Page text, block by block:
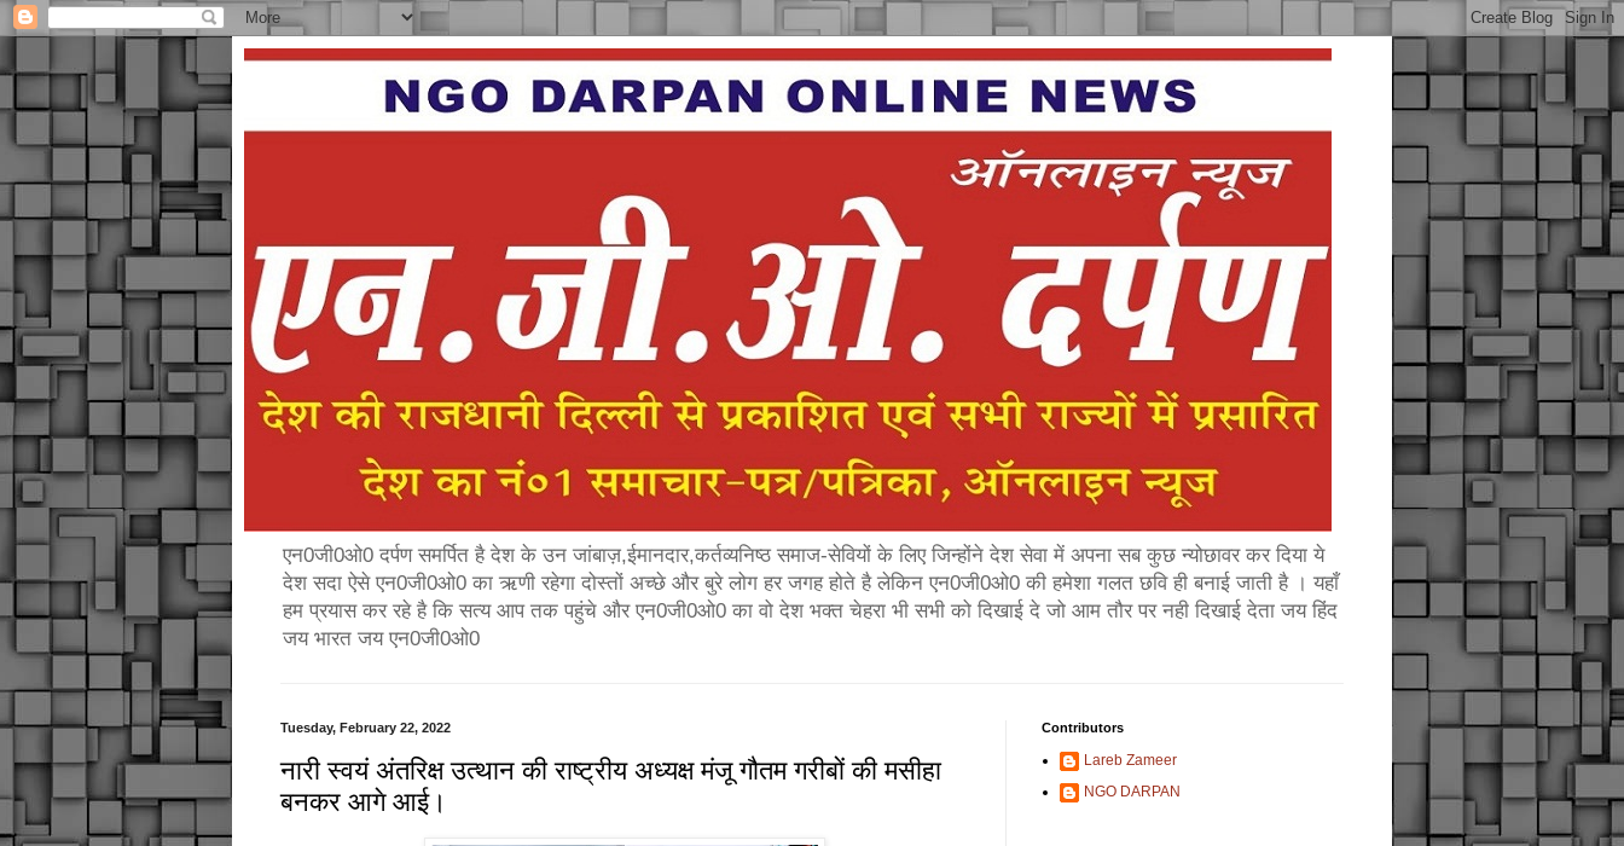
एन0जी0ओ0 दर्पण समर्पित है देश के उन जांबाज़,ईमानदार,कर्तव्यनिष्ठ समाज-सेवियों के लिए जिन्होंने देश सेवा में अपना सब कुछ न्योछावर कर दिया ये
देश सदा ऐसे एन0जी0ओ0 का ऋणी रहेगा दोस्तों अच्छे और बुरे लोग हर जगह होते है लेकिन एन0जी0ओ0 की हमेशा गलत छवि ही बनाई जाती है । यहाँ
हम प्रयास कर रहे है कि सत्य आप तक पहुंचे और एन0जी0ओ0 का वो देश भक्त चेहरा भी सभी को दिखाई दे जो आम तौर पर नही दिखाई देता जय हिंद
जय भारत जय एन0जी0ओ0
Tuesday, February 22, 2022
नारी स्वयं अंतरिक्ष उत्थान की राष्ट्रीय अध्यक्ष मंजू गौतम गरीबों की मसीहा
बनकर आगे आई।
Contributors
Lareb Zameer
NGO DARPAN